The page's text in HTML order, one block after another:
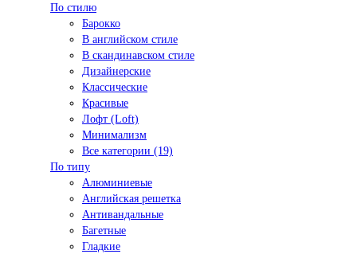
По стилю
Барокко
В английском стиле
В скандинавском стиле
Дизайнерские
Классические
Красивые
Лофт (Loft)
Минимализм
Все категории (19)
По типу
Алюминиевые
Английская решетка
Антивандальные
Багетные
Гладкие